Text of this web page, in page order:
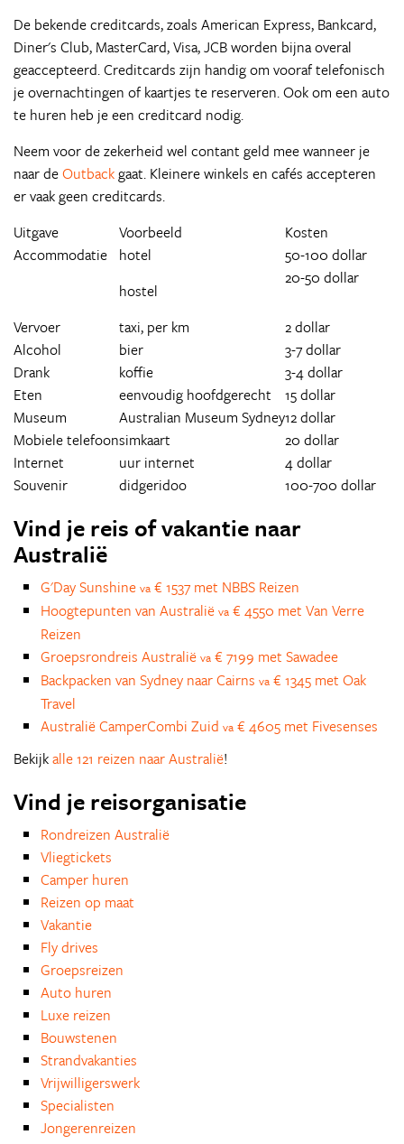
De bekende creditcards, zoals American Express, Bankcard,
Diner's Club, MasterCard, Visa, JCB worden bijna overal
geaccepteerd. Creditcards zijn handig om vooraf telefonisch
je overnachtingen of kaartjes te reserveren. Ook om een auto
te huren heb je een creditcard nodig.
Neem voor de zekerheid wel contant geld mee wanneer je
naar deOutbackgaat. Kleinere winkels en cafés accepteren
er vaak geen creditcards.
Uitgave
Voorbeeld
Kosten
Accommodatie hotel
hostel
50-100 dollar
20-50 dollar
Vervoer taxi, per km
2 dollar
Alcohol
bier
3-7 dollar
Drank
koffie
3-4 dollar
Eten
eenvoudig hoofdgerecht
15 dollar
Museum
Australian Museum Sydney12 dollar
Mobiele telefoonsimkaart
20 dollar
Internet
uur internet
4 dollar
Souvenir
didgeridoo 100-700 dollar
Vind je reis of vakantie naar
Australië
G'Day Sunshine va € 1537 met NBBS Reizen
Hoogtepunten van Australië va € 4550 met Van Verre
Reizen
Groepsrondreis Australië va € 7199 met Sawadee
Backpacken van Sydney naar Cairns va € 1345 met Oak
Travel
Australië CamperCombi Zuid va € 4605 met Fivesenses
Bekijkalle 121 reizen naar Australië!
Vind je reisorganisatie
Rondreizen Australië
Vliegtickets
Camper huren
Reizen op maat
Vakantie
Fly drives
Groepsreizen
Auto huren
Luxe reizen
Bouwstenen
Strandvakanties
Vrijwilligerswerk
Specialisten
Jongerenreizen